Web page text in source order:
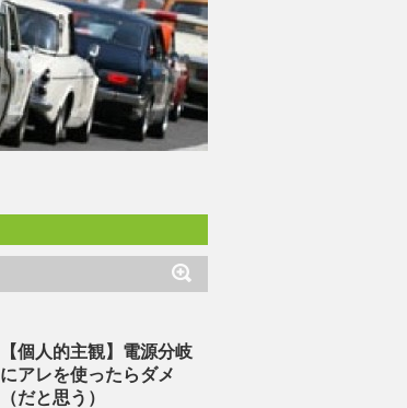
【個人的主観】電源分岐
にアレを使ったらダメ
（だと思う）